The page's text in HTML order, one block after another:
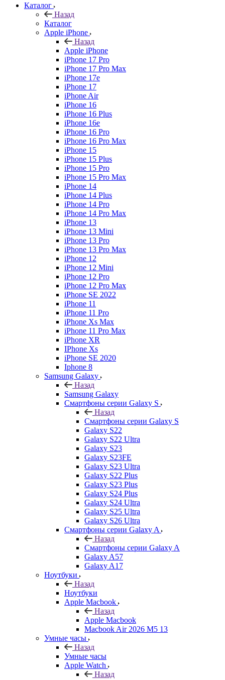
Каталог
Назад
Каталог
Apple iPhone
Назад
Apple iPhone
iPhone 17 Pro
iPhone 17 Pro Max
iPhone 17e
iPhone 17
iPhone Air
iPhone 16
iPhone 16 Plus
iPhone 16e
iPhone 16 Pro
iPhone 16 Pro Max
iPhone 15
iPhone 15 Plus
iPhone 15 Pro
iPhone 15 Pro Max
iPhone 14
iPhone 14 Plus
iPhone 14 Pro
iPhone 14 Pro Max
iPhone 13
iPhone 13 Mini
iPhone 13 Pro
iPhone 13 Pro Max
iPhone 12
iPhone 12 Mini
iPhone 12 Pro
iPhone 12 Pro Max
iPhone SE 2022
iPhone 11
iPhone 11 Pro
iPhone Xs Max
iPhone 11 Pro Max
iPhone XR
IPhone Xs
iPhone SE 2020
Iphone 8
Samsung Galaxy
Назад
Samsung Galaxy
Смартфоны серии Galaxy S
Назад
Смартфоны серии Galaxy S
Galaxy S22
Galaxy S22 Ultra
Galaxy S23
Galaxy S23FE
Galaxy S23 Ultra
Galaxy S22 Plus
Galaxy S23 Plus
Galaxy S24 Plus
Galaxy S24 Ultra
Galaxy S25 Ultra
Galaxy S26 Ultra
Смартфоны серии Galaxy A
Назад
Смартфоны серии Galaxy A
Galaxy A57
Galaxy A17
Ноутбуки
Назад
Ноутбуки
Apple Macbook
Назад
Apple Macbook
Macbook Air 2026 M5 13
Умные часы
Назад
Умные часы
Apple Watch
Назад